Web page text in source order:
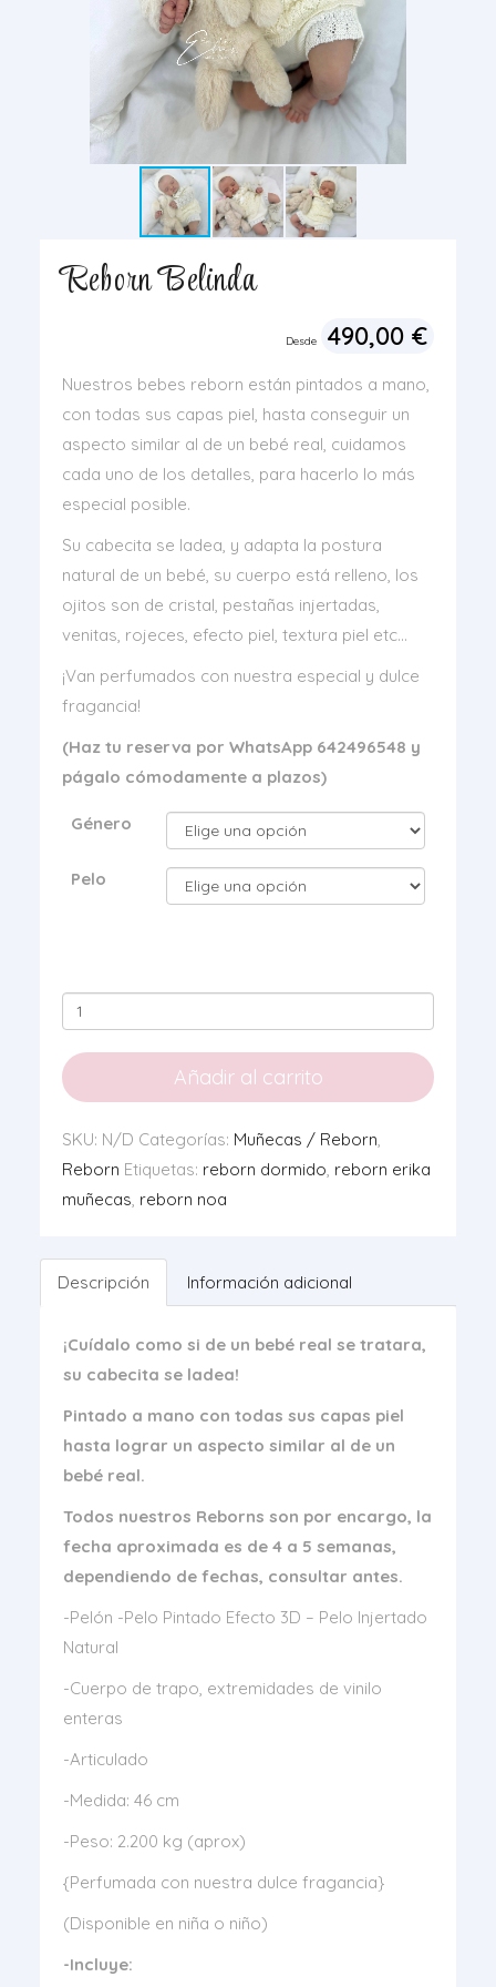
Reborn Belinda
Desde 490,00 €
Nuestros bebes reborn están pintados a mano,
con todas sus capas piel, hasta conseguir un
aspecto similar al de un bebé real, cuidamos
cada uno de los detalles, para hacerlo lo más
especial posible.
Su cabecita se ladea, y adapta la postura
natural de un bebé, su cuerpo está relleno, los
ojitos son de cristal, pestañas injertadas,
venitas, rojeces, efecto piel, textura piel etc…
¡Van perfumados con nuestra especial y dulce
fragancia!
(Haz tu reserva por WhatsApp 642496548 y
págalo cómodamente a plazos)
Género
Pelo
Reborn
Belinda
cantidad
Añadir al carrito
SKU: N/D Categorías: Muñecas / Reborn,
Reborn Etiquetas: reborn dormido, reborn erika
muñecas, reborn noa
Descripción Información adicional
¡Cuídalo como si de un bebé real se tratara,
su cabecita se ladea!
Pintado a mano con todas sus capas piel
hasta lograr un aspecto similar al de un
bebé real.
Todos nuestros Reborns son por encargo, la
fecha aproximada es de 4 a 5 semanas,
dependiendo de fechas, consultar antes.
-Pelón -Pelo Pintado Efecto 3D – Pelo Injertado
Natural
-Cuerpo de trapo, extremidades de vinilo
enteras
-Articulado
-Medida: 46 cm
-Peso: 2.200 kg (aprox)
{Perfumada con nuestra dulce fragancia}
(Disponible en niña o niño)
-Incluye: